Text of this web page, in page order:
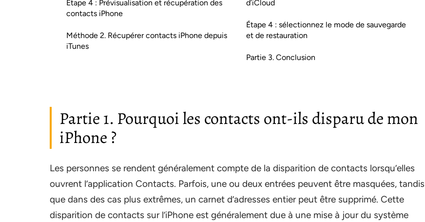
Étape 4 : Prévisualisation et récupération des
contacts iPhone
Méthode 2. Récupérer contacts iPhone depuis
iTunes
d’iCloud
Étape 4 : sélectionnez le mode de sauvegarde
et de restauration
Partie 3. Conclusion
Partie 1. Pourquoi les contacts ont-ils disparu de mon
iPhone ?
Les personnes se rendent généralement compte de la disparition de contacts lorsqu’elles
ouvrent l’application Contacts. Parfois, une ou deux entrées peuvent être masquées, tandis
que dans des cas plus extrêmes, un carnet d’adresses entier peut être supprimé. Cette
disparition de contacts sur l’iPhone est généralement due à une mise à jour du système